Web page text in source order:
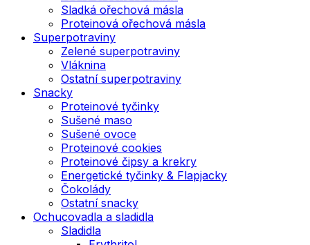
Sladká ořechová másla
Proteinová ořechová másla
Superpotraviny
Zelené superpotraviny
Vláknina
Ostatní superpotraviny
Snacky
Proteinové tyčinky
Sušené maso
Sušené ovoce
Proteinové cookies
Proteinové čipsy a krekry
Energetické tyčinky & Flapjacky
Čokolády
Ostatní snacky
Ochucovadla a sladidla
Sladidla